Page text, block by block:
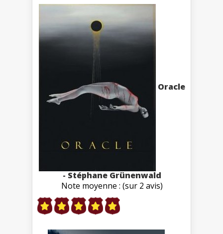
Oracle
- Stéphane Grünenwald
Note moyenne : (sur 2 avis)